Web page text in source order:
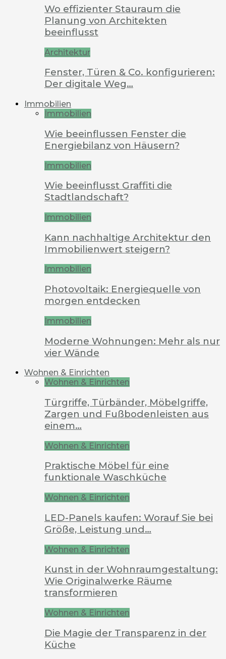
Wo effizienter Stauraum die
Planung von Architekten
beeinflusst
Architektur
Fenster, Türen & Co. konfigurieren:
Der digitale Weg…
Immobilien
Immobilien
Wie beeinflussen Fenster die
Energiebilanz von Häusern?
Immobilien
Wie beeinflusst Graffiti die
Stadtlandschaft?
Immobilien
Kann nachhaltige Architektur den
Immobilienwert steigern?
Immobilien
Photovoltaik: Energiequelle von
morgen entdecken
Immobilien
Moderne Wohnungen: Mehr als nur
vier Wände
Wohnen & Einrichten
Wohnen & Einrichten
Türgriffe, Türbänder, Möbelgriffe,
Zargen und Fußbodenleisten aus
einem…
Wohnen & Einrichten
Praktische Möbel für eine
funktionale Waschküche
Wohnen & Einrichten
LED-Panels kaufen: Worauf Sie bei
Größe, Leistung und…
Wohnen & Einrichten
Kunst in der Wohnraumgestaltung:
Wie Originalwerke Räume
transformieren
Wohnen & Einrichten
Die Magie der Transparenz in der
Küche